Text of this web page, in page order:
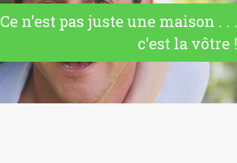
Ce n'est pas juste une maison . . .
c'est la vôtre !